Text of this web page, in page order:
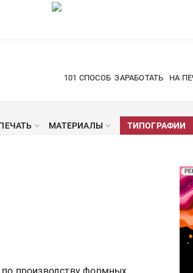
101 СПОСОБ ЗАРАБОТАТЬ НА
МАТЕРИАЛЫ ТИПОГРАФИИ